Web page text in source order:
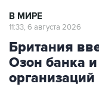
В МИРЕ
11:33, 6 августа 2026
Британия
Озон банка